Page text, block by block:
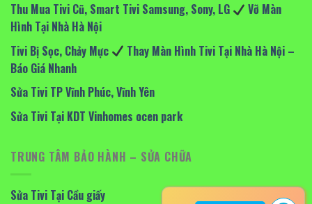
Thu Mua Tivi Cũ, Smart Tivi Samsung, Sony, LG
Vỡ Màn
Hình Tại Nhà Hà Nội
Tivi Bị Sọc, Chảy Mực
Thay Màn Hình Tivi Tại Nhà Hà Nội –
Báo Giá Nhanh
Sửa Tivi TP Vĩnh Phúc, Vĩnh Yên
Sửa Tivi Tại KDT Vinhomes ocen park
TRUNG TÂM BẢO HÀNH – SỬA CHỮA
Sửa Tivi Tại Cầu giấy